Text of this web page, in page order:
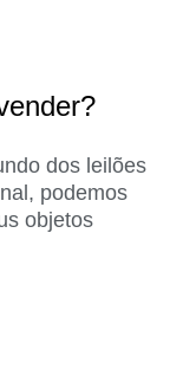
dos leilões
podemos
objetos